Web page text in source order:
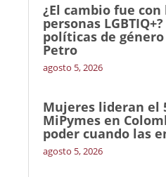
¿El cambio fue
personas
políticas de
Petro
agosto 5, 2026
Mujeres lideran el
MiPymes en
poder cuando las
agosto 5, 2026